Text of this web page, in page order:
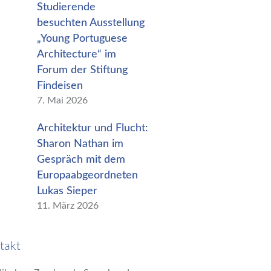
Studierende
besuchten Ausstellung
„Young Portuguese
Architecture“ im
Forum der Stiftung
Findeisen
7. Mai 2026
Architektur und Flucht:
Sharon Nathan im
Gespräch mit dem
Europaabgeordneten
Lukas Sieper
11. März 2026